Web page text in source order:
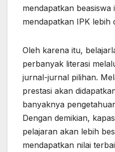
mendapatkan beasiswa
mendapatkan IPK lebih
Oleh karena itu,
perbanyak literasi
jurnal-jurnal pilihan.
prestasi akan
banyaknya
Dengan demikian,
pelajaran akan lebih
mendapatkan nilai